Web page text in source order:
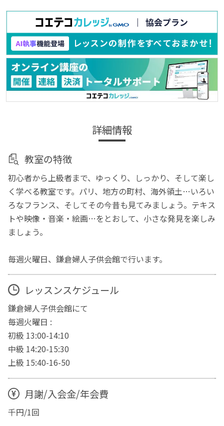
詳細情報
教室の特徴
初心者から上級者まで、ゆっくり、しっかり、そして楽し
く学べる教室です。パリ、地方の町村、海外領土…いろい
ろなフランス、そしてその今昔も見てみましょう。テキス
トや映像・音楽・絵画…をとおして、小さな発見を楽しみ
ましょう。
毎週火曜日、鎌倉婦人子供会館で行います。
レッスンスケジュール
鎌倉婦人子供会館にて
毎週火曜日 :
初級 13:00-14:10
中級 14:20-15:30
上級 15:40-16-50
月謝/入会金/年会費
千円/1回